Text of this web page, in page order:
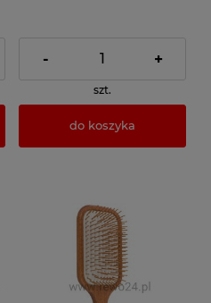
- +
szt.
do koszyka